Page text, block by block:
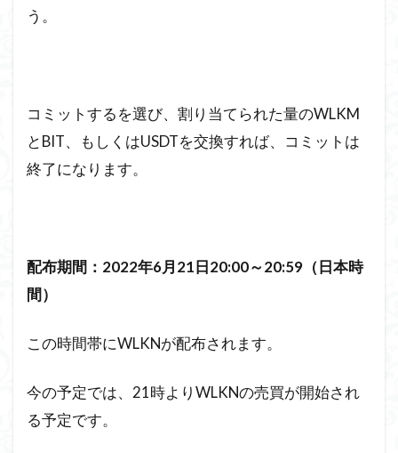
う。
コミットするを選び、割り当てられた量のWLKM
とBIT、もしくはUSDTを交換すれば、コミットは
終了になります。
配布期間：2022年6月21日20:00～20:59（日本時
間）
この時間帯にWLKNが配布されます。
今の予定では、21時よりWLKNの売買が開始され
る予定です。